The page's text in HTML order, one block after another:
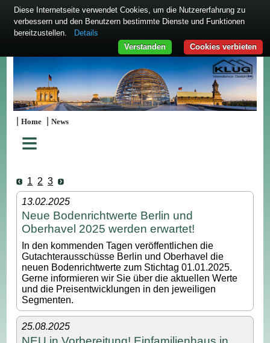
|Home |News
≡
1 2 3
13.02.2025
Neue Bodenrichtwerte Berlin und
Oberhavel 2025 werden erwartet!
In den kommenden Tagen veröffentlichen die
Gutachterausschüsse Berlin und Oberhavel die
neuen Bodenrichtwerte zum Stichtag 01.01.2025.
Gerne informieren wir Sie über die aktuellen Werte
und die Preisentwicklungen in den jeweiligen
Segmenten.
25.08.2025
Diese Internetseite verwendet Cookies, um die Nutzererfahrung zu
verbessern und den Benutzern bestimmte Dienste und Funktionen
bereitzustellen.
Details
Cookies verbieten
Verstanden